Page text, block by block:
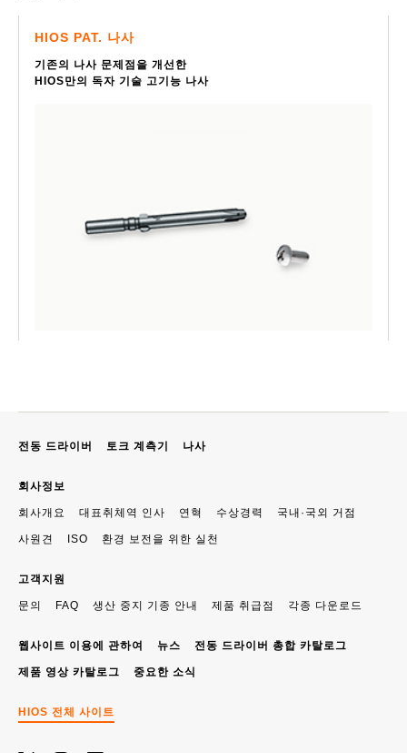
HIOS PAT. 나사
기존의 나사 문제점을 개선한
HIOS만의 독자 기술 고기능 나사
전동 드라이버 토크 계측기 나사
회사정보
회사개요 대표취체역 인사 연혁 수상경력 국내·국외 거점
사원견 ISO 환경 보전을 위한 실천
고객지원
문의 FAQ 생산 중지 기종 안내 제품 취급점 각종 다운로드
웹사이트 이용에 관하여 뉴스 전동 드라이버 총합 카탈로그
제품 영상 카탈로그 중요한 소식
HIOS 전체 사이트